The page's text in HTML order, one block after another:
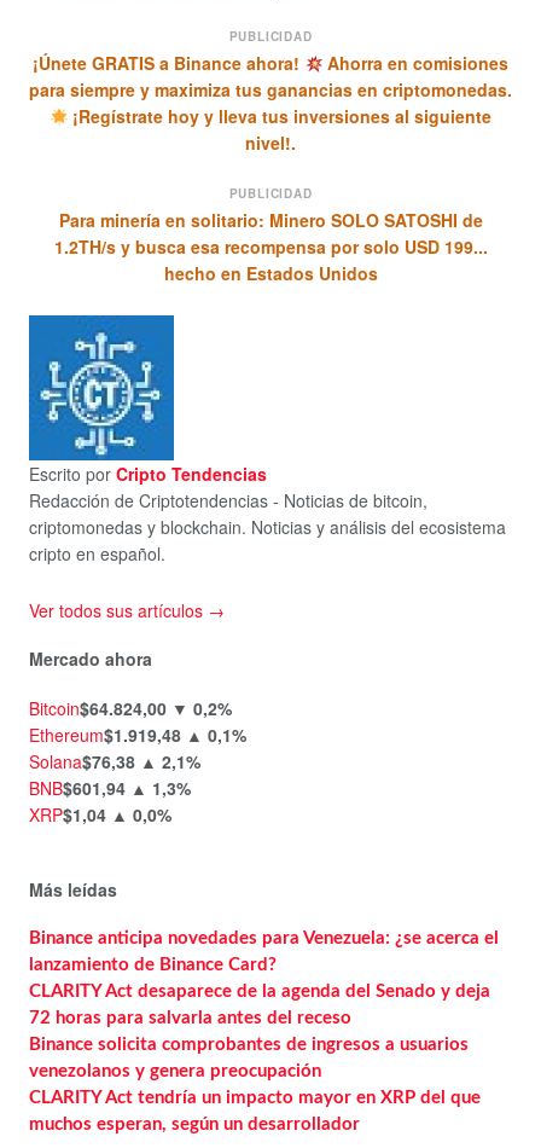
PUBLICIDAD
¡Únete GRATIS a Binance ahora!
Ahorra en comisiones
para siempre y maximiza tus ganancias en criptomonedas.
¡Regístrate hoy y lleva tus inversiones al siguiente
nivel!.
PUBLICIDAD
Para minería en solitario: Minero SOLO SATOSHI de
1.2TH/s y busca esa recompensa por solo USD 199...
hecho en Estados Unidos
Escrito por Cripto Tendencias
Redacción de Criptotendencias - Noticias de bitcoin,
criptomonedas y blockchain. Noticias y análisis del ecosistema
cripto en español.
Ver todos sus artículos →
Mercado ahora
Bitcoin$64.824,00 ▼ 0,2%
Ethereum$1.919,48 ▲ 0,1%
Solana$76,38 ▲ 2,1%
BNB$601,94 ▲ 1,3%
XRP$1,04 ▲ 0,0%
Más leídas
Binance anticipa novedades para Venezuela: ¿se acerca el
lanzamiento de Binance Card?
CLARITY Act desaparece de la agenda del Senado y deja
72 horas para salvarla antes del receso
Binance solicita comprobantes de ingresos a usuarios
venezolanos y genera preocupación
CLARITY Act tendría un impacto mayor en XRP del que
muchos esperan, según un desarrollador